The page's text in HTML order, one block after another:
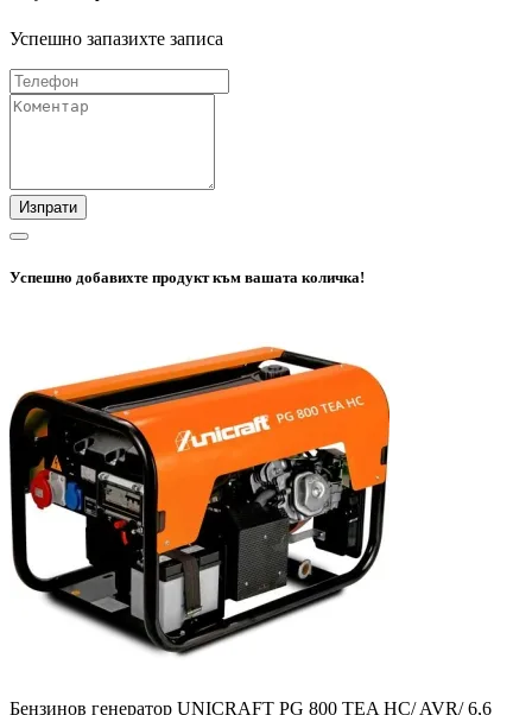
Успешно запазихте записа
Изпрати
Успешно добавихте продукт към вашата количка!
Бензинов генератор UNICRAFT PG 800 TEA HC/ AVR/ 6,6